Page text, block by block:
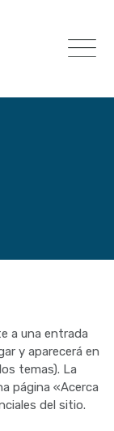
a una entrada
y aparecerá en
temas). La
página «Acerca
del sitio.